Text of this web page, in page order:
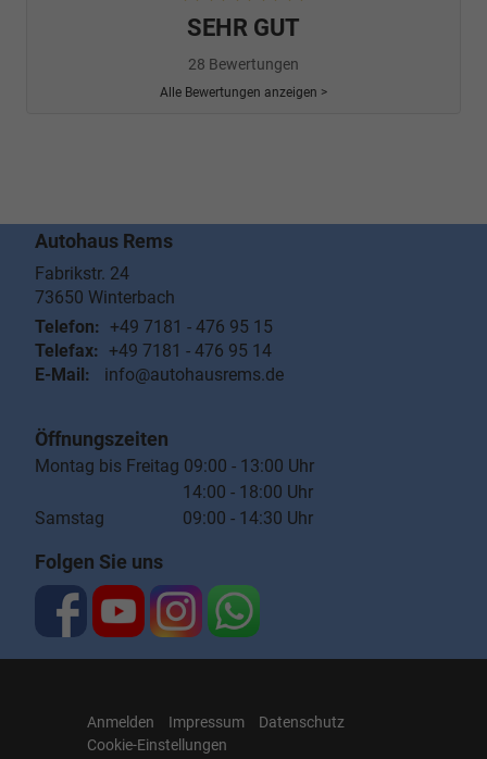
SEHR GUT
28 Bewertungen
Alle Bewertungen anzeigen >
Autohaus Rems
Fabrikstr. 24
73650 Winterbach
Telefon: +49 7181 - 476 95 15
Telefax: +49 7181 - 476 95 14
E-Mail:
info@autohausrems.de
Öffnungszeiten
Montag bis Freitag 09:00 - 13:00 Uhr
14:00 - 18:00 Uhr
Samstag 09:00 - 14:30 Uhr
Folgen Sie uns
Anmelden Impressum
Datenschutz
Cookie-Einstellungen